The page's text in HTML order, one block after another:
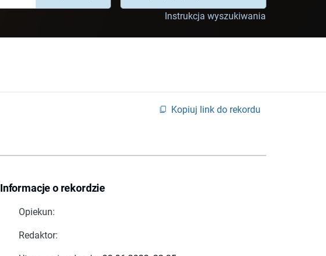
Instrukcja wyszukiwania
Kopiuj link do rekordu
Informacje o rekordzie
Opiekun:
Redaktor: